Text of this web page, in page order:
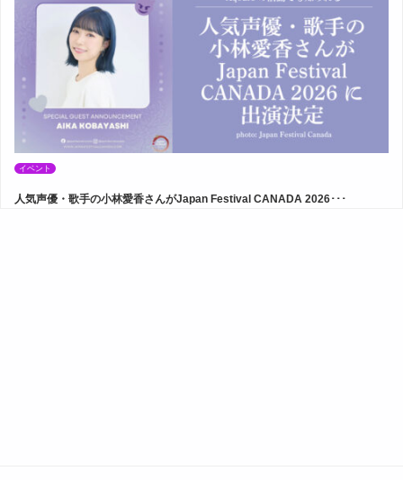
イベント
人気声優・歌手の小林愛香さんがJapan Festival CANADA 2026･･･